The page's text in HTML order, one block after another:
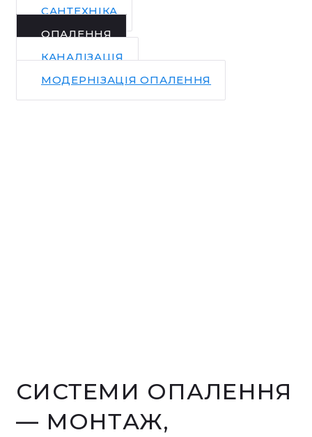
САНТЕХНІКА
ОПАЛЕННЯ
КАНАЛІЗАЦІЯ
МОДЕРНІЗАЦІЯ ОПАЛЕННЯ
СИСТЕМИ ОПАЛЕННЯ
— МОНТАЖ,